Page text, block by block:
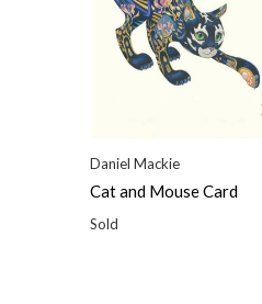
Daniel Mackie
Cat and Mouse Card
Sold